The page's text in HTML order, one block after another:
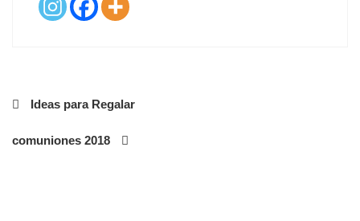
D
O
Navegación
Ideas para Regalar
comuniones 2018